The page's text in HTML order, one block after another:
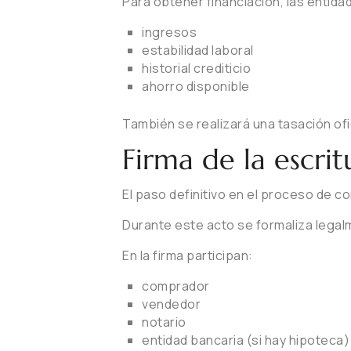
ingresos
estabilidad laboral
historial crediticio
ahorro disponible
También se realizará una tasación
Firma de la
El paso definitivo en el proceso de
Durante este acto se formaliza
En la firma participan:
comprador
vendedor
notario
entidad bancaria (si hay hipoteca)